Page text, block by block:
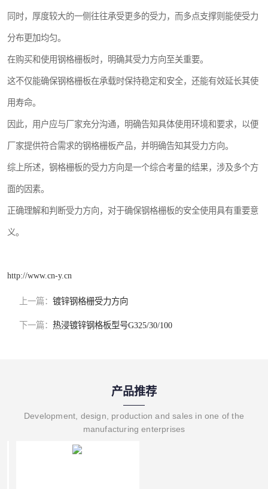
同时，厚度较大的一侧往往承受更多的受力，而多点支撑则能使受力
分布更加均匀。
在购买和使用钢格栅板时，明确其受力方向至关重要。
这不仅能确保钢格栅板在承载时保持稳定和安全，还能有效延长其使
用寿命。
因此，用户应与厂家充分沟通，明确告知具体使用环境和要求，以便
厂家提供符合需求的钢格栅板产品，并明确告知其受力方向。
综上所述，钢格栅板的受力方向是一个综合考量的结果，涉及多个方
面的因素。
正确理解和判断受力方向，对于确保钢格栅板的安全使用具有重要意
义。
http://www.cn-y.cn
上一篇： 镀锌钢格栅受力方向
下一篇： 热浸镀锌钢格板型号G325/30/100
产品推荐
Development, design, production and sales in one of the
manufacturing enterprises